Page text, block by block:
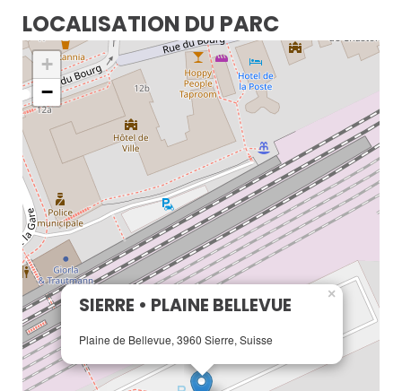
LOCALISATION DU PARC
SIERRE • PLAINE BELLEVUE
Plaine de Bellevue, 3960 Sierre, Suisse
×
+
−